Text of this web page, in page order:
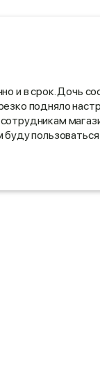
и в срок. Дочь
подняло
пользоваться